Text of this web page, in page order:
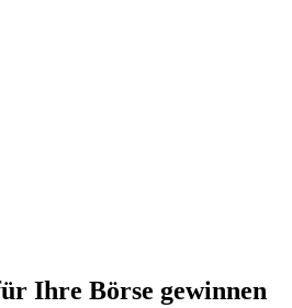
Ihre Börse gewinnen